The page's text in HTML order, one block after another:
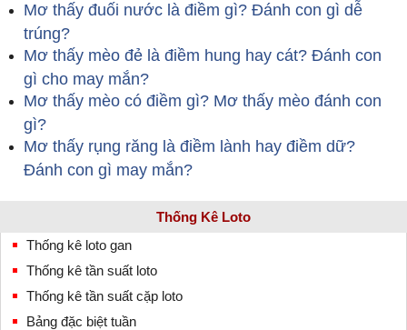
Mơ thấy đuối nước là điềm gì? Đánh con gì dễ
trúng?
Mơ thấy mèo đẻ là điềm hung hay cát? Đánh con
gì cho may mắn?
Mơ thấy mèo có điềm gì? Mơ thấy mèo đánh con
gì?
Mơ thấy rụng răng là điềm lành hay điềm dữ?
Đánh con gì may mắn?
Thống Kê Loto
Thống kê loto gan
Thống kê tần suất loto
Thống kê tần suất cặp loto
Bảng đặc biệt tuần